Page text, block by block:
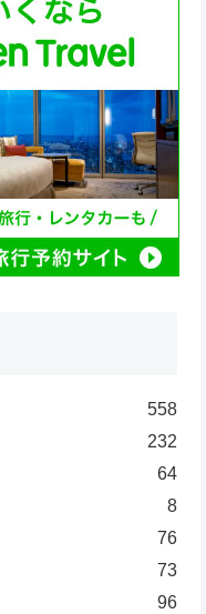
558
232
64
8
76
73
96